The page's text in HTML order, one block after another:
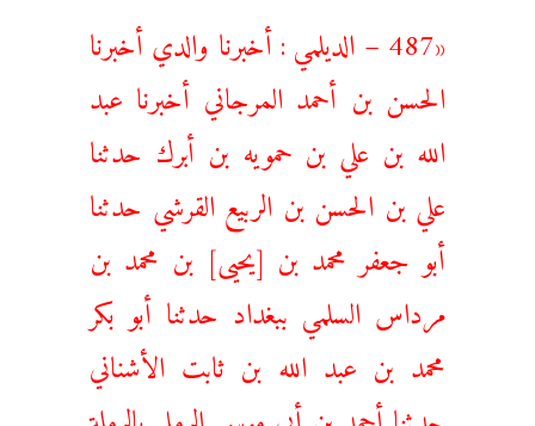
«487 – الديلمي : أخبرنا والدي أخبرنا
الحسن بن أحمد المرجاني أخبرنا عبد
الله بن علي بن حمويه بن أبرك حدثنا
علي بن الحسن بن الربيع القرشي حدثنا
أبو جعفر محمد بن [يحيى] بن محمد بن
مرداس السلمي ببغداد حدثنا أبو بكر
محمد بن عبد الله بن ثابت الأشناني